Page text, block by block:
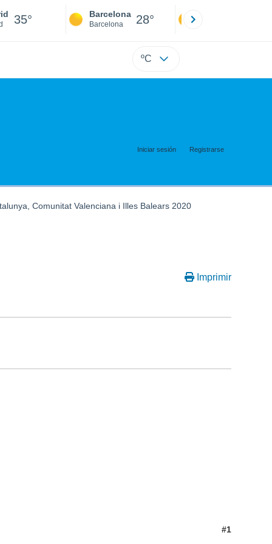
35° Barcelona
Barcelona 28°
ºC
Iniciar sesión Registrarse
Comunitat Valenciana i Illes Balears 2020
Imprimir
#1